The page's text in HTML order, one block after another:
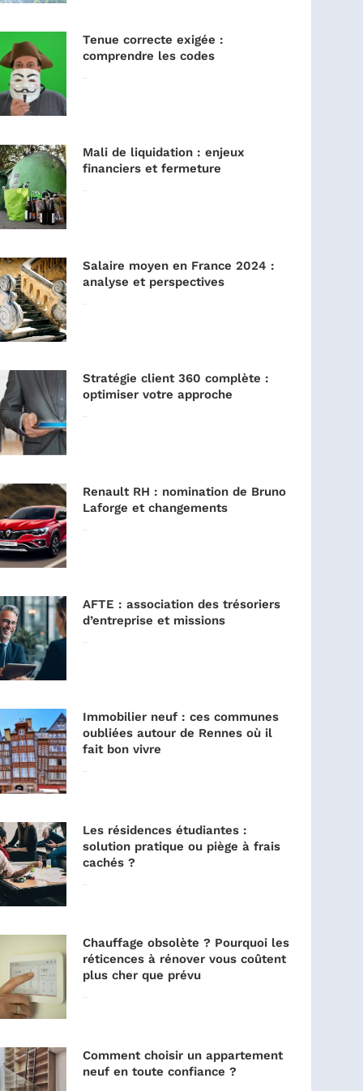
Tenue correcte exigée :
comprendre les codes
Mali de liquidation : enjeux
financiers et fermeture
Salaire moyen en France 2024 :
analyse et perspectives
Stratégie client 360 complète :
optimiser votre approche
Renault RH : nomination de Bruno
Laforge et changements
AFTE : association des trésoriers
d’entreprise et missions
Immobilier neuf : ces communes
oubliées autour de Rennes où il
fait bon vivre
Les résidences étudiantes :
solution pratique ou piège à frais
cachés ?
Chauffage obsolète ? Pourquoi les
réticences à rénover vous coûtent
plus cher que prévu
Comment choisir un appartement
neuf en toute confiance ?